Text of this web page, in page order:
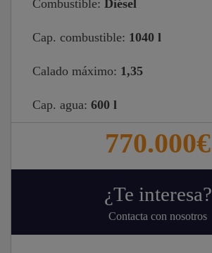
Combustible: Diésel
Cap. combustible: 1040 l
Calado máximo: 1,35
Cap. agua: 600 l
770.000€
¿Te interesa?
Contacta con nosotros